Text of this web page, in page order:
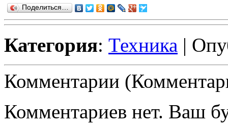
Поделиться…
Категория: Техника |
Комментарии
Комментариев нет. Ваш